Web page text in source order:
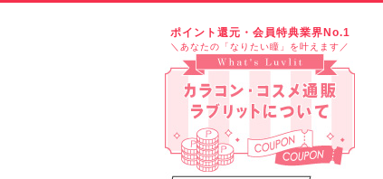
ポイント還元・会員特典業界No.1
＼あなたの「なりたい瞳」を叶えます／